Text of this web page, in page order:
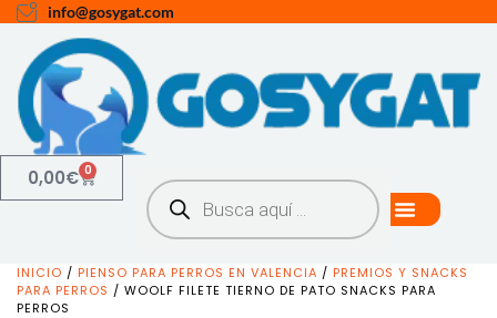
info@gosygat.com
0,00€ 0
INICIO / PIENSO PARA PERROS EN VALENCIA / PREMIOS Y SNACKS
PARA PERROS / WOOLF FILETE TIERNO DE PATO SNACKS PARA
PERROS